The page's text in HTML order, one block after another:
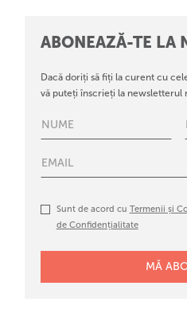
ABONEAZĂ-TE LA
Dacă doriți să fiți la curent cu
vă puteți înscrieți la newsletterul
Sunt de acord cu Termenii și
de Confidențialitate